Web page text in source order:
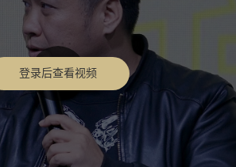
登录后查看视频